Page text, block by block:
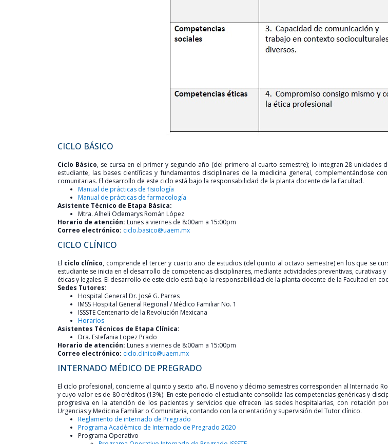
CICLO BÁSICO
Ciclo Básico, se cursa en el primer y segundo año (del primero al cuarto semestre); lo integran 28
estudiante, las bases científicas y fundamentos disciplinares de la medicina general, complementándose
comunitarias. El desarrollo de este ciclo está bajo la responsabilidad de la planta docente de la Facultad.
Manual de prácticas de fisiología
Manual de prácticas de farmacología
Asistente Técnico de Etapa Básica:
Mtra. Alheli Odemarys Román López
Horario de atención: Lunes a viernes de 8:00am a 15:00pm
Correo electrónico: ciclo.basico@uaem.mx
CICLO CLÍNICO
El ciclo clínico, comprende el tercer y cuarto año de estudios (del quinto al octavo semestre) en los que se
estudiante se inicia en el desarrollo de competencias disciplinares, mediante actividades preventivas,
éticas y legales. El desarrollo de este ciclo está bajo la responsabilidad de la planta docente de la Facultad en
Sedes Tutores:
Hospital General Dr. José G. Parres
IMSS Hospital General Regional / Médico Familiar No. 1
ISSSTE Centenario de la Revolución Mexicana
Horarios
Asistentes Técnicos de Etapa Clínica:
Dra. Estefania Lopez Prado
Horario de atención: Lunes a viernes de 8:00am a 15:00pm
Correo electrónico: ciclo.clinico@uaem.mx
INTERNADO MÉDICO DE PREGRADO
El ciclo profesional, concierne al quinto y sexto año. El noveno y décimo semestres corresponden al Internado
y cuyo valor es de 80 créditos (13%). En este periodo el estudiante consolida las competencias genéricas y
progresiva en la atención de los pacientes y servicios que ofrecen las sedes hospitalarias, con rotación
Urgencias y Medicina Familiar o Comunitaria, contando con la orientación y supervisión del Tutor clínico.
Reglamento de internado de Pregrado
Programa Académico de Internado de Pregrado 2020
Programa Operativo